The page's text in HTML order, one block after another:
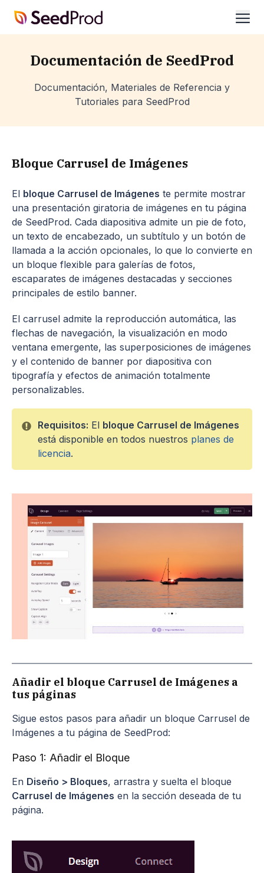
SeedProd
Documentación de SeedProd
Documentación, Materiales de Referencia y
Tutoriales para SeedProd
Bloque Carrusel de Imágenes
El bloque Carrusel de Imágenes te permite mostrar
una presentación giratoria de imágenes en tu página
de SeedProd. Cada diapositiva admite un pie de foto,
un texto de encabezado, un subtítulo y un botón de
llamada a la acción opcionales, lo que lo convierte en
un bloque flexible para galerías de fotos,
escaparates de imágenes destacadas y secciones
principales de estilo banner.
El carrusel admite la reproducción automática, las
flechas de navegación, la visualización en modo
ventana emergente, las superposiciones de imágenes
y el contenido de banner por diapositiva con
tipografía y efectos de animación totalmente
personalizables.
Requisitos: El bloque Carrusel de Imágenes
está disponible en todos nuestros planes de
licencia.
Añadir el bloque Carrusel de Imágenes a
tus páginas
Sigue estos pasos para añadir un bloque Carrusel de
Imágenes a tu página de SeedProd:
Paso 1: Añadir el Bloque
En Diseño > Bloques, arrastra y suelta el bloque
Carrusel de Imágenes en la sección deseada de tu
página.